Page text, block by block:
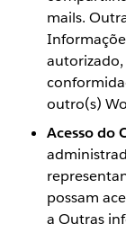
mails.
outro(s)
Acesso do
possam
a Outras